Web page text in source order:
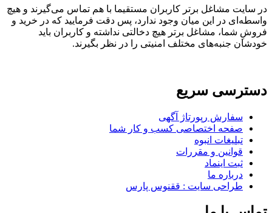
در سایت مشاغل برتر کاربران مستقیما با هم تماس می‌گیرند و هیچ
واسطه‌ای در این میان وجود ندارد، پس دقت فرمایید که در خرید و
فروشِ شما، مشاغل برتر هیچ دخالتی نداشته و کاربران باید
خودشان جنبه‌های مختلف امنیتی را در نظر بگیرند.
دسترسی سریع
سفارش رپورتاژ آگهی
صفحه اختصاصی کسب و کار شما
تبلیغات انبوه
قوانین و مقررات
ثبت اینماد
درباره ما
طراحی سایت : ققنوس پارس